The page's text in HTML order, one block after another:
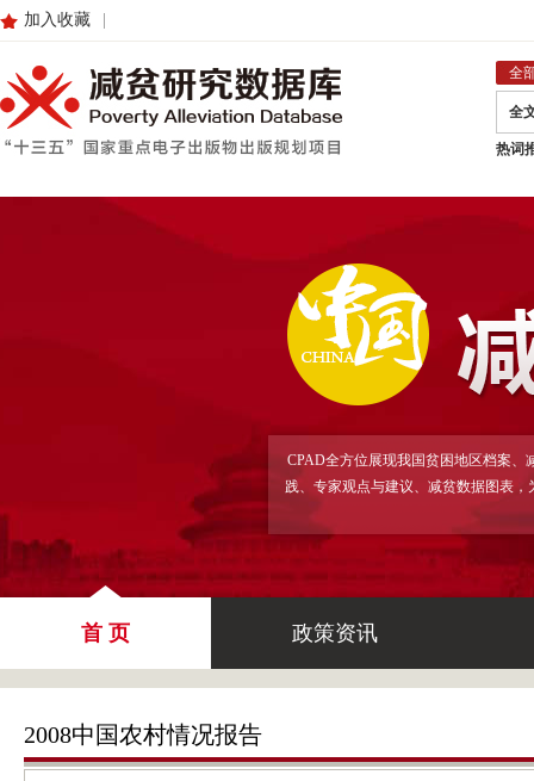
加入收藏
全
全
热词
CPAD全方位展现我国贫困地区档案
践、专家观点与建议、减贫数据图表
首 页 政策资讯
2008中国农村情况报告